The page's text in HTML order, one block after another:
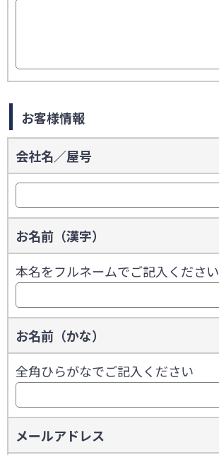
お客様情報
会社名／屋号
お名前（漢字）
本名をフルネームでご記入ください
お名前（かな）
全角ひらがなでご記入ください
メールアドレス